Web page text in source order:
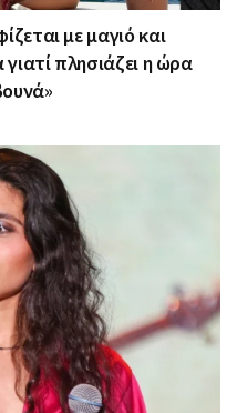
με μαγιό και
πλησιάζει η ώρα